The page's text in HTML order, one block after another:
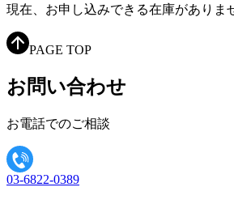
現在、お申し込みできる在庫がありま
PAGE TOP
お問い合わせ
お電話でのご相談
03-6822-0389